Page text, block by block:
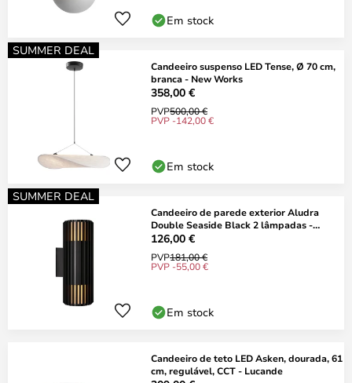
Em stock
SUMMER DEAL
Candeeiro suspenso LED Tense, Ø 70 cm,
branca - New Works
358,00 €
PVP500,00 €
PVP -142,00 €
Em stock
SUMMER DEAL
Candeeiro de parede exterior Aludra
Double Seaside Black 2 lâmpadas -
Nordlux
126,00 €
PVP181,00 €
PVP -55,00 €
Em stock
Candeeiro de teto LED Asken, dourada, 61
cm, regulável, CCT - Lucande